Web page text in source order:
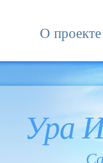
О проекте
Ура